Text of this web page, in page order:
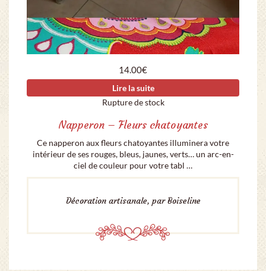
14.00€
Lire la suite
Rupture de stock
Napperon – Fleurs chatoyantes
Ce napperon aux fleurs chatoyantes illuminera votre
intérieur de ses rouges, bleus, jaunes, verts… un arc-en-
ciel de couleur pour votre tabl …
Décoration artisanale, par Boiseline